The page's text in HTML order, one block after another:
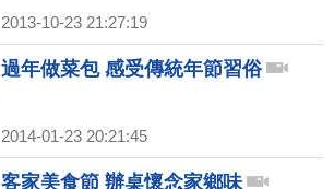
2013-10-23 21:27:19
過年做菜包 感受傳統年節習俗
2014-01-23 20:21:45
客家美食節 辦桌懷念家鄉味